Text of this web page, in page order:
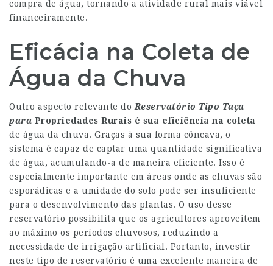
compra de água, tornando a atividade rural mais viável
financeiramente.
Eficácia na Coleta de
Água da Chuva
Outro aspecto relevante do Reservatório Tipo Taça
para Propriedades Rurais é sua eficiência na coleta
de água da chuva. Graças à sua forma côncava, o
sistema é capaz de captar uma quantidade significativa
de água, acumulando-a de maneira eficiente. Isso é
especialmente importante em áreas onde as chuvas são
esporádicas e a umidade do solo pode ser insuficiente
para o desenvolvimento das plantas. O uso desse
reservatório possibilita que os agricultores aproveitem
ao máximo os períodos chuvosos, reduzindo a
necessidade de irrigação artificial. Portanto, investir
neste tipo de reservatório é uma excelente maneira de